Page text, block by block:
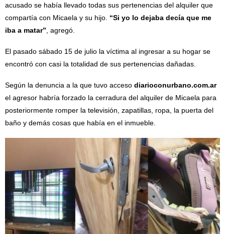
acusado se había llevado todas sus pertenencias del alquiler que
compartía con Micaela y su hijo. “Si yo lo dejaba decía que me
iba a matar” , agregó.
El pasado sábado 15 de julio la víctima al ingresar a su hogar se
encontró con casi la totalidad de sus pertenencias dañadas.
Según la denuncia a la que tuvo acceso diarioconurbano.com.ar
el agresor habría forzado la cerradura del alquiler de Micaela para
posteriormente romper la televisión, zapatillas, ropa, la puerta del
baño y demás cosas que había en el inmueble.